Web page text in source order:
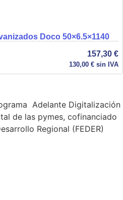
Doco 50×6.5×1140
157,30 €
130,00 € sin IVA
Adelante Digitalización
de las pymes, cofinanciado
Regional (FEDER)